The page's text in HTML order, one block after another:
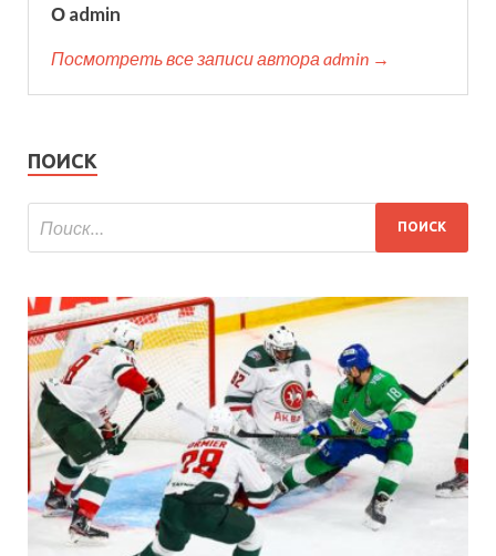
О admin
Посмотреть все записи автора admin →
ПОИСК